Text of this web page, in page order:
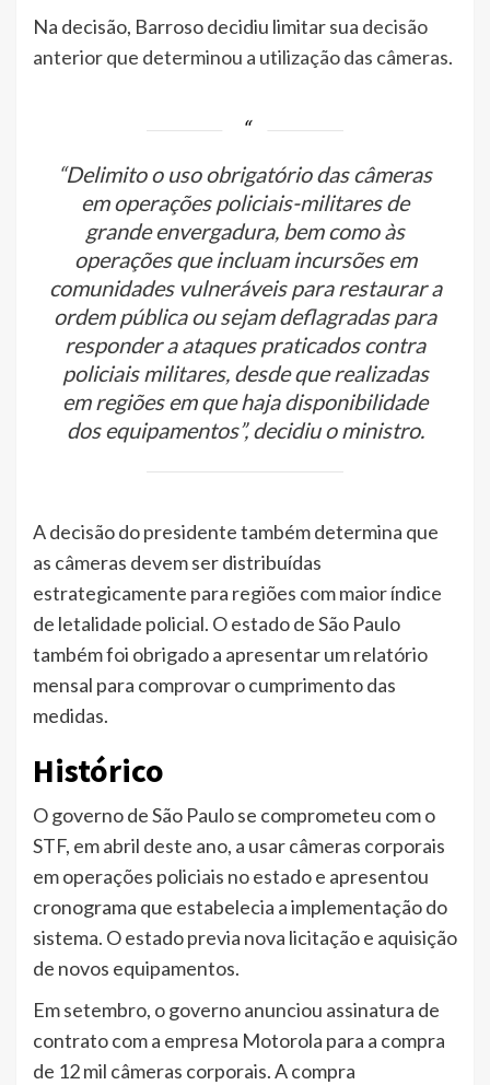
Na decisão, Barroso decidiu limitar sua decisão
anterior que determinou a utilização das câmeras.
“Delimito o uso obrigatório das câmeras
em operações policiais-militares de
grande envergadura, bem como às
operações que incluam incursões em
comunidades vulneráveis para restaurar a
ordem pública ou sejam deflagradas para
responder a ataques praticados contra
policiais militares, desde que realizadas
em regiões em que haja disponibilidade
dos equipamentos”, decidiu o ministro.
A decisão do presidente também determina que
as câmeras devem ser distribuídas
estrategicamente para regiões com maior índice
de letalidade policial. O estado de São Paulo
também foi obrigado a apresentar um relatório
mensal para comprovar o cumprimento das
medidas.
Histórico
O governo de São Paulo se comprometeu com o
STF, em abril deste ano, a usar câmeras corporais
em operações policiais no estado e apresentou
cronograma que estabelecia a implementação do
sistema. O estado previa nova licitação e aquisição
de novos equipamentos.
Em setembro, o governo anunciou assinatura de
contrato com a empresa Motorola para a compra
de 12 mil câmeras corporais. A compra